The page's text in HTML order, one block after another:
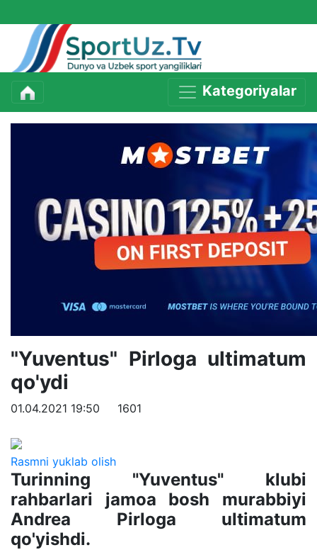
Kategoriyalar
"Yuventus" Pirloga ultimatum
qo'ydi
01.04.2021 19:50 1601
Rasmni yuklab olish
Turinning "Yuventus" klubi
rahbarlari jamoa bosh murabbiyi
Andrea Pirloga ultimatum
qo'yishdi.